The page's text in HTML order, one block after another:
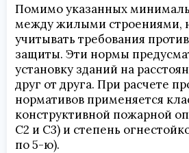
Помимо указанных
между жилыми строениями,
учитывать требования
защиты. Эти нормы
установку зданий на
друг от друга. При расчете
нормативов применяется
конструктивной пожарной
С2 и С3) и степень
по 5-ю).